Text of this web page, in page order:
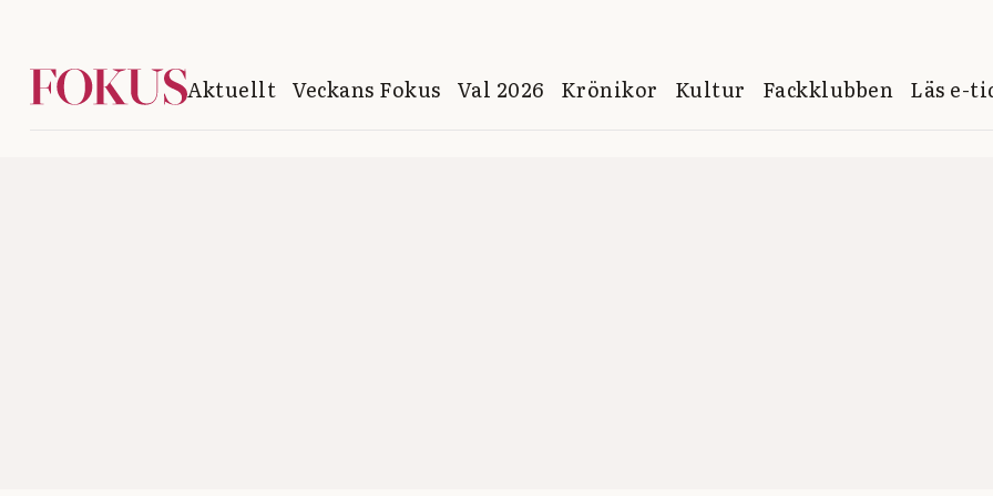
Aktuellt Veckans Fokus Val 2026 Krönikor Kultur Fackklubben Läs e-